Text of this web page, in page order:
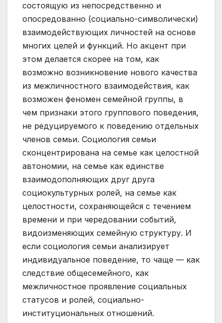
состоящую из непосредственно и
опосредованно (социально-символически)
взаимодействующих личностей на основе
многих целей и функций. Но акцент при
этом делается скорее на том, как
возможно возникновение нового качества
из межличностного взаимодействия, как
возможен феномен семейной группы, в
чем признаки этого группового поведения,
не редуцируемого к поведению отдельных
членов семьи. Социология семьи
сконцентрирована на семье как целостной
автономии, на семье как единстве
взаимодополняющих друг друга
социокультурных ролей, на семье как
целостности, сохраняющейся с течением
времени и при чередовании событий,
видоизменяющих семейную структуру. И
если социология семьи анализирует
индивидуальное поведение, то чаще — как
следствие общесемейного, как
межличностное проявление социальных
статусов и ролей, социально-
институциональных отношений.